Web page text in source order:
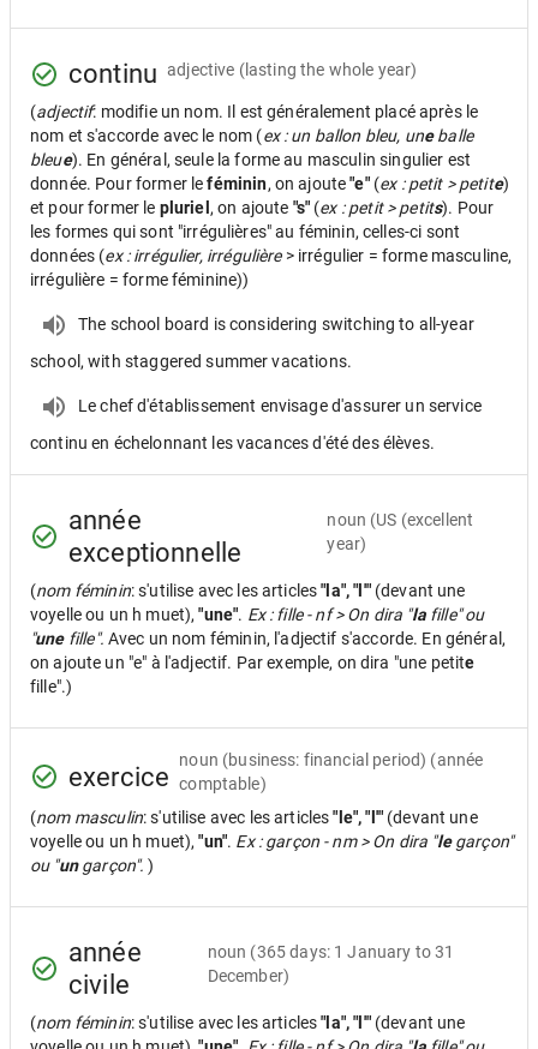
continu adjective (lasting the whole year)
(adjectif: modifie un nom. Il est généralement placé après le
nom et s'accorde avec le nom (ex : un ballon bleu, uneballe
bleue). En général, seule la forme au masculin singulier est
donnée. Pour former leféminin, on ajoute"e"(ex : petit > petite)
et pour former le pluriel , on ajoute "s" (ex : petit > petits). Pour
les formes qui sont "irrégulières" au féminin, celles-ci sont
données (ex : irrégulier, irrégulière> irrégulier = forme masculine,
irrégulière = forme féminine))
The school board is considering switching to all-year
school, with staggered summer vacations.
Le chef d'établissement envisage d'assurer un service
continu en échelonnant les vacances d'été des élèves.
année
exceptionnelle
noun (US (excellent
year)
(nom féminin: s'utilise avec les articles"la", "l'" (devant une
voyelle ou un h muet),"une". Ex : fille - nf > On dira "lafille" ou
"unefille". Avec un nom féminin, l'adjectif s'accorde. En général,
on ajoute un "e" à l'adjectif. Par exemple, on dira "une petite
fille".)
exercice
noun (business: financial period) (année
comptable)
(nom masculin: s'utilise avec les articles"le", "l'" (devant une
voyelle ou un h muet),"un". Ex : garçon - nm > On dira "legarçon"
ou "ungarçon".)
année
civile
noun (365 days: 1 January to 31
December)
(nom féminin: s'utilise avec les articles"la", "l'" (devant une